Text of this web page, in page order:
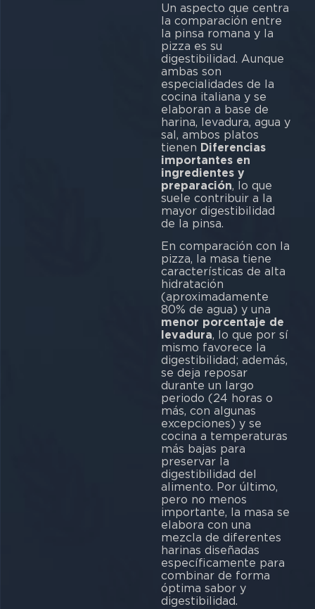
Un aspecto que centra
la comparación entre
la pinsa romana y la
pizza es su
digestibilidad. Aunque
ambas son
especialidades de la
cocina italiana y se
elaboran a base de
harina, levadura, agua y
sal, ambos platos
tienen Diferencias
importantes en
ingredientes y
preparación, lo que
suele contribuir a la
mayor digestibilidad
de la pinsa.
En comparación con la
pizza, la masa tiene
características de alta
hidratación
(aproximadamente
80% de agua) y una
menor porcentaje de
levadura, lo que por sí
mismo favorece la
digestibilidad; además,
se deja reposar
durante un largo
periodo (24 horas o
más, con algunas
excepciones) y se
cocina a temperaturas
más bajas para
preservar la
digestibilidad del
alimento. Por último,
pero no menos
importante, la masa se
elabora con una
mezcla de diferentes
harinas diseñadas
específicamente para
combinar de forma
óptima sabor y
digestibilidad.